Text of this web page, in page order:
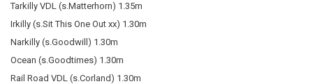
Tarkilly VDL (s.Matterhorn) 1.35m
Irkilly (s.Sit This One Out xx) 1.30m
Narkilly (s.Goodwill) 1.30m
Ocean (s.Goodtimes) 1.30m
Rail Road VDL (s.Corland) 1.30m